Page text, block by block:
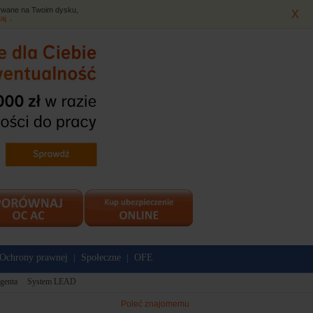
X
na Twoim dysku,
Ochrony prawnej Społeczne OFE
System LEAD
Poleć znajomemu